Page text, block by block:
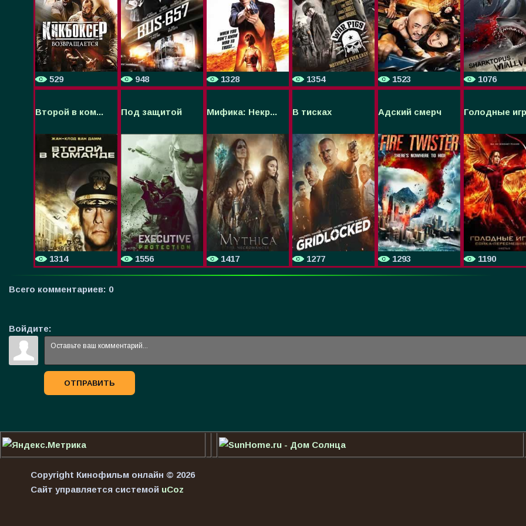
529 948 1328 1354 1523 1076
Второй в ком...
1314
Под защитой
1556
Мифика: Некр...
1417
В тисках
1277
Адский смерч
1293
Голодные
1190
Всего комментариев: 0
Войдите:
ОТПРАВИТЬ
Copyright Кинофильм онлайн © 2026
Сайт управляется системой uCoz